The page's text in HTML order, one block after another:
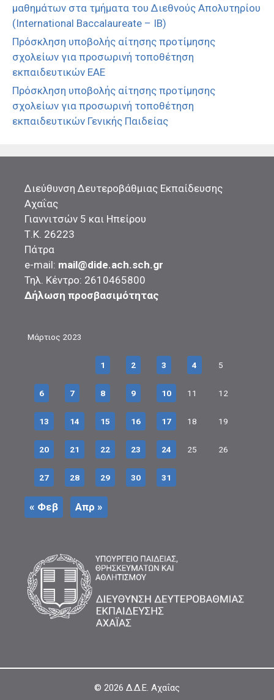
μαθημάτων στα τμήματα του Διεθνούς Απολυτηρίου
(International Baccalaureate – IB)
Πρόσκληση υποβολής αίτησης προτίμησης
σχολείων για προσωρινή τοποθέτηση
εκπαιδευτικών ΕΑΕ
Πρόσκληση υποβολής αίτησης προτίμησης
σχολείων για προσωρινή τοποθέτηση
εκπαιδευτικών Γενικής Παιδείας
Διεύθυνση Δευτεροβάθμιας Εκπαίδευσης
Αχαΐας
Γιαννιτσών 5 και Ηπείρου
Τ.Κ. 26223
Πάτρα
e-mail: mail@dide.ach.sch.gr
Τηλ. Κέντρο: 2610465800
Δήλωση προσβασιμότητας
Μάρτιος 2023
1 2 3 4 5
6 7 8 9 10 11 12
13 14 15 16 17 18 19
20 21 22 23 24 25 26
27 28 29 30 31
« Φεβ Απρ »
© 2026 Δ.Δ.Ε. Αχαΐας